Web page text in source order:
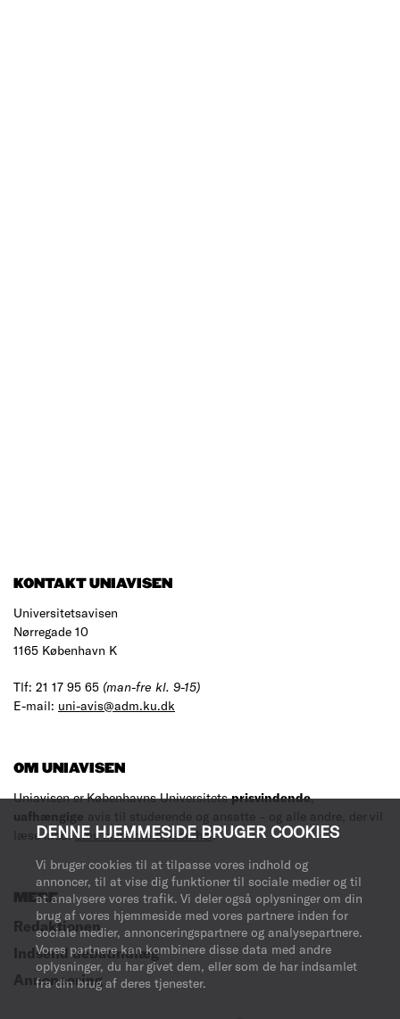
DENNE HJEMMESIDE BRUGER COOKIES
Vi bruger cookies til at tilpasse vores indhold og
annoncer, til at vise dig funktioner til sociale medier og til
at analysere vores trafik. Vi deler også oplysninger om din
brug af vores hjemmeside med vores partnere inden for
sociale medier, annonceringspartnere og analysepartnere.
Vores partnere kan kombinere disse data med andre
oplysninger, du har givet dem, eller som de har indsamlet
fra din brug af deres tjenester.
KONTAKT UNIAVISEN
Universitetsavisen
Nørregade 10
1165 København K
Tlf: 21 17 95 65 (man-fre kl. 9-15)
E-mail: uni-avis@adm.ku.dk
OM UNIAVISEN
Uniavisen er Københavns Universitetsprisvindende,
uafhængige avis til studerende og ansatte – og alle andre, der vil
læse med.Læs mere om avisen her.
MERE
Redaktionen
Indsend debatindlæg
Annoncering